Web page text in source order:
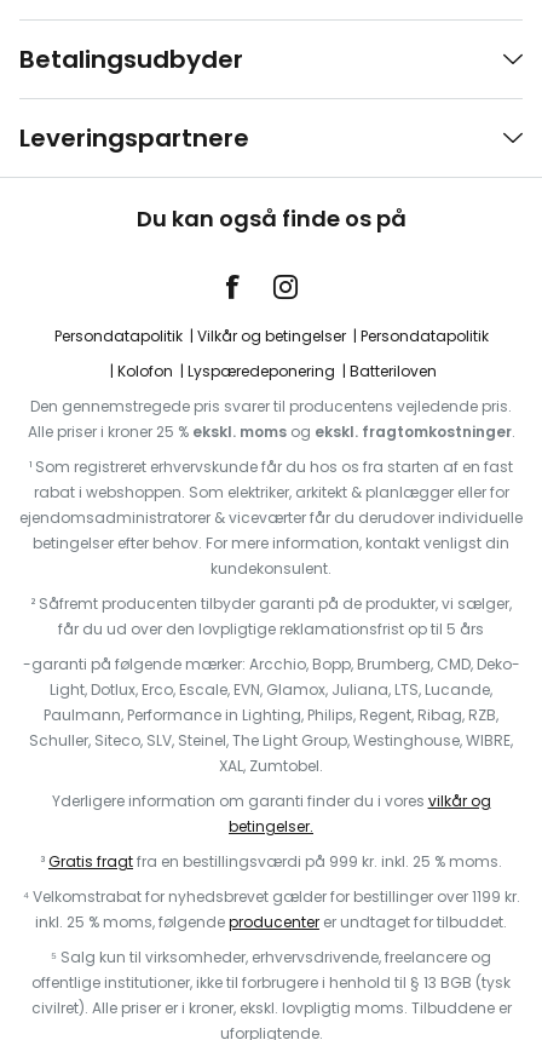
Betalingsudbyder
Leveringspartnere
Du kan også finde os på
Persondatapolitik Vilkår og betingelser
Persondatapolitik
Kolofon
Lyspæredeponering
Batteriloven
Den gennemstregede pris svarer til producentens vejledende pris.
Alle priser i kroner 25 % ekskl. momsog ekskl. fragtomkostninger.
¹ Som registreret erhvervskunde får du hos os fra starten af en fast
rabat i webshoppen. Som elektriker, arkitekt & planlægger eller for
ejendomsadministratorer & viceværter får du derudover individuelle
betingelser efter behov. For mere information, kontakt venligst din
kundekonsulent.
² Såfremt producenten tilbyder garanti på de produkter, vi sælger,
får du ud over den lovpligtige reklamationsfrist op til 5 års
-garanti på følgende mærker: Arcchio, Bopp, Brumberg, CMD, Deko-
Light, Dotlux, Erco, Escale, EVN, Glamox, Juliana, LTS, Lucande,
Paulmann, Performance in Lighting, Philips, Regent, Ribag, RZB,
Schuller, Siteco, SLV, Steinel, The Light Group, Westinghouse, WIBRE,
XAL, Zumtobel.
Yderligere information om garanti finder du i vores vilkår og
betingelser.
³Gratis fragtfra en bestillingsværdi på 999 kr. inkl. 25 % moms.
⁴ Velkomstrabat for nyhedsbrevet gælder for bestillinger over 1199 kr.
inkl. 25 % moms, følgendeproducenter er undtaget for tilbuddet.
⁵ Salg kun til virksomheder, erhvervsdrivende, freelancere og
offentlige institutioner, ikke til forbrugere i henhold til § 13 BGB (tysk
civilret). Alle priser er i kroner, ekskl. lovpligtig moms. Tilbuddene er
uforpligtende.